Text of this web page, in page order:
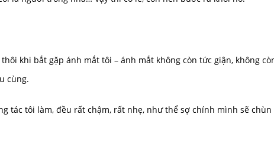
khi bắt gặp ánh mắt tôi – ánh mắt không còn tức giận, không
cùng.
tác tôi làm, đều rất chậm, rất nhẹ, như thể sợ chính mình sẽ chùn